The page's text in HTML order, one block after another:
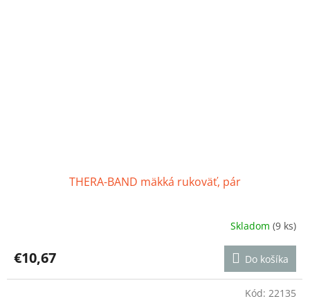
THERA-BAND mäkká rukoväť, pár
produktu
je
5,0
Skladom(9 ks)
€10,67 Do košíka
Kód: 22135